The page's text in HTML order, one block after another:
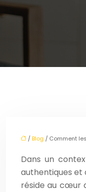
/Blog / Comment
Dans un
authentiques et
réside au cœur